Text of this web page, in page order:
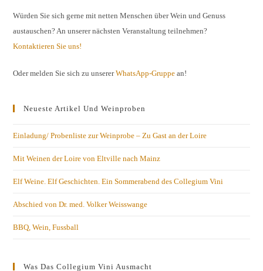
Würden Sie sich gerne mit netten Menschen über Wein und Genuss
austauschen? An unserer nächsten Veranstaltung teilnehmen?
Kontaktieren Sie uns!
Oder melden Sie sich zu unsererWhatsApp-Gruppe an!
Neueste Artikel Und Weinproben
Einladung/ Probenliste zur Weinprobe – Zu Gast an der Loire
Mit Weinen der Loire von Eltville nach Mainz
Elf Weine. Elf Geschichten. Ein Sommerabend des Collegium Vini
Abschied von Dr. med. Volker Weisswange
BBQ, Wein, Fussball
Was Das Collegium Vini Ausmacht